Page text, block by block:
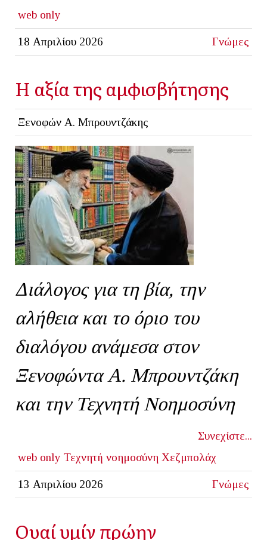
web only
18 Απριλίου 2026 Γνώμες
Η αξία της αμφισβήτησης
Ξενοφών Α. Μπρουντζάκης
Διάλογος για τη βία, την
αλήθεια και το όριο του
διαλόγου ανάμεσα στον
Ξενοφώντα Α. Μπρουντζάκη
και την Τεχνητή Νοημοσύνη
Συνεχίστε...
web only Τεχνητή νοημοσύνη Χεζμπολάχ
13 Απριλίου 2026 Γνώμες
Ουαί υμίν πρώην